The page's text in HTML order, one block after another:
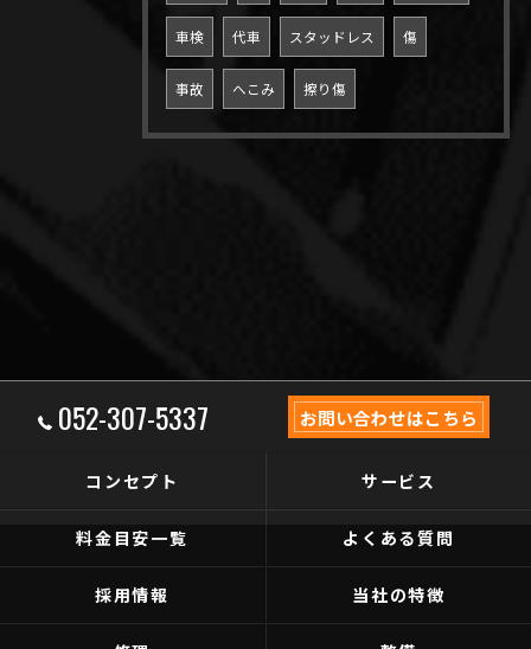
車検 代車 スタッドレス 傷
事故 へこみ 擦り傷
052-307-5337 お問い合わせはこちら
コンセプト サービス
料金目安一覧 よくある質問
採用情報 当社の特徴